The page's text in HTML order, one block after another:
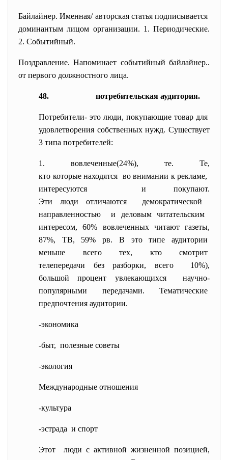
Байлайнер. Именная/ авторская статья подписывается
доминантым лицом организации. 1. Периодические.
2. Событийный.
Поздравление. Напоминает событийный байлайнер..
от первого должностного лица.
48. потребительская аудитория.
Потребители- это люди, покупающие товар для
удовлетворения собственных нужд. Существует
3 типа потребителей:
1. вовлеченные(24%), те. Те,
кто которые находятся во внимании к рекламе,
интересуются и покупают.
Эти люди отличаются демократической
направленностью и деловым читательским
интересом, 60% вовлеченных читают газеты,
87%, ТВ, 59% рв. В это типе аудитории
меньше всего тех, кто смотрит
телепередачи без разборки, всего 10%),
большой процент увлекающихся научно-
популярными передачами. Тематические
предпочтения аудитории.
-экономика
-быт, полезные советы
-экология
Международные отношения
-культура
-эстрада и спорт
Этот люди с активной жизненной позицией,